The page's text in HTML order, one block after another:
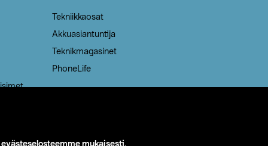
evästeselosteemme mukaisesti.
Tekniikkaosat
Akkuasiantuntija
Teknikmagasinet
PhoneLife